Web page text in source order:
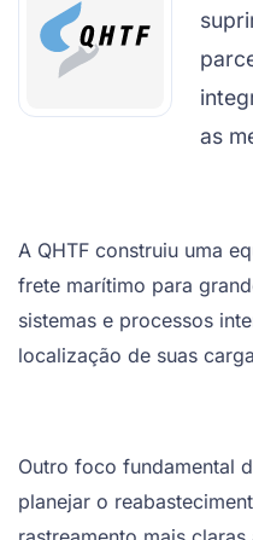
as
A QHTF construiu uma
frete marítimo para
sistemas e processos
localização de suas
Outro foco fundamental
planejar o